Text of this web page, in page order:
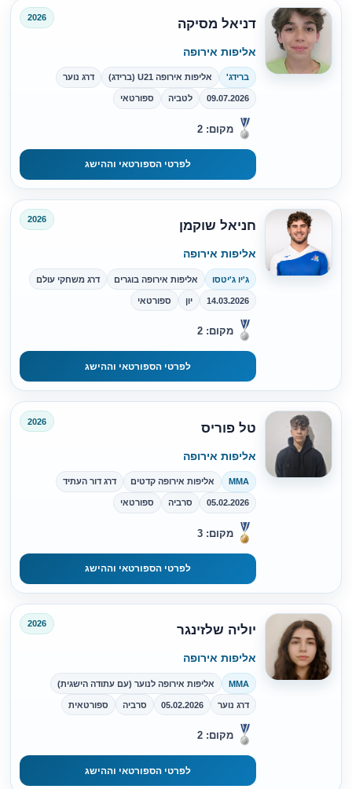
דניאל מסיקה 2026
אליפות אירופה
ברידג' אליפות אירופה U21 (ברידג) דרג נוער
09.07.2026 לטביה ספורטאי
מקום: 2
לפרטי הספורטאי וההישג
חניאל שוקמן 2026
אליפות אירופה
ג'יו ג'יטסו אליפות אירופה בוגרים דרג משחקי עולם
14.03.2026 יון ספורטאי
מקום: 2
לפרטי הספורטאי וההישג
טל פוריס 2026
אליפות אירופה
MMA אליפות אירופה קדטים דרג דור העתיד
05.02.2026 סרביה ספורטאי
מקום: 3
לפרטי הספורטאי וההישג
יוליה שלזינגר 2026
אליפות אירופה
MMA אליפות אירופה לנוער (עם עתודה הישגית)
דרג נוער 05.02.2026 סרביה ספורטאית
מקום: 2
לפרטי הספורטאי וההישג